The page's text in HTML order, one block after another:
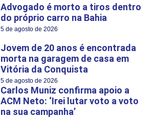
Advogado é morto a tiros dentro
do próprio carro na Bahia
5 de agosto de 2026
Jovem de 20 anos é encontrada
morta na garagem de casa em
Vitória da Conquista
5 de agosto de 2026
Carlos Muniz confirma apoio a
ACM Neto: ‘Irei lutar voto a voto
na sua campanha’